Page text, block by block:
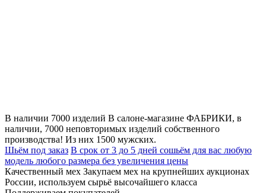
В наличии 7000 изделий В салоне-магазине ФАБРИКИ, в
наличии, 7000 неповторимых изделий собственного
производства! Из них 1500 мужских.
Шьём под заказ В срок от 3 до 5 дней сошьём для вас любую
модель любого размера без увеличения цены
Качественный мех Закупаем мех на крупнейших аукционах
России, используем сырьё высочайшего класса